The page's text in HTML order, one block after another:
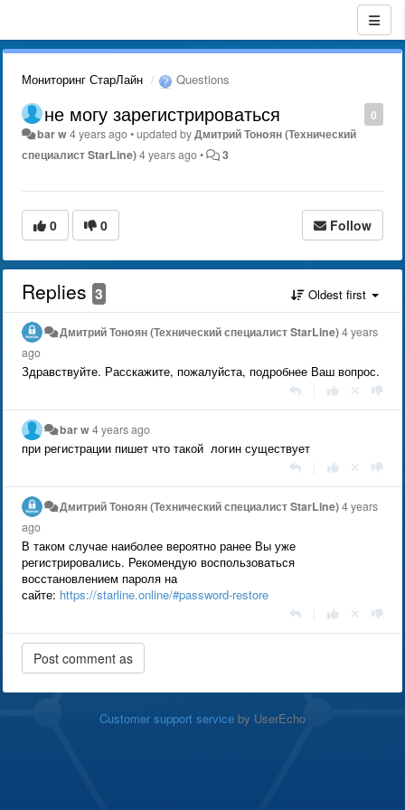
Мониторинг СтарЛайн Questions
0
не могу зарегистрироваться
bar w4 years ago•updated byДмитрий Тонoян (Технический
специалист StarLine)4 years ago• 3
0 0 Follow
Replies 3 Oldest first
Дмитрий Тонoян (Технический специалист StarLine)4 years
ago
Здравствуйте. Расскажите, пожалуйста, подробнее Ваш вопрос.
bar w4 years ago
при регистрации пишет что такой логин существует
Дмитрий Тонoян (Технический специалист StarLine)4 years
ago
В таком случае наиболее вероятно ранее Вы уже
регистрировались. Рекомендую воспользоваться
восстановлением пароля на
сайте: https://starline.online/#password-restore
Customer support service by UserEcho